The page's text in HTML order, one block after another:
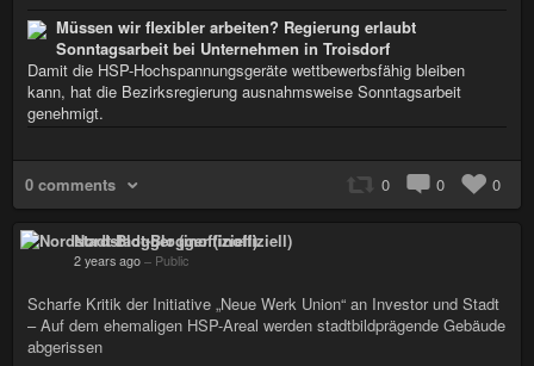
Müssen wir flexibler arbeiten? Regierung erlaubt
Sonntagsarbeit bei Unternehmen in Troisdorf
Damit die HSP-Hochspannungsgeräte wettbewerbsfähig bleiben
kann, hat die Bezirksregierung ausnahmsweise Sonntagsarbeit
genehmigt.
0 comments 0 0 0
Nordstadt-Blogger (inoffiziell)
2 years ago – Public
Scharfe Kritik der Initiative „Neue Werk Union“ an Investor und Stadt
– Auf dem ehemaligen HSP-Areal werden stadtbildprägende Gebäude
abgerissen